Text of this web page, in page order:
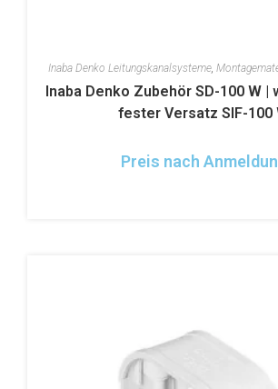
Inaba Denko Leitungskanalsysteme,
Inaba Denko Zubehör SD-100 W |
fester Versatz SIF-100
Preis nach